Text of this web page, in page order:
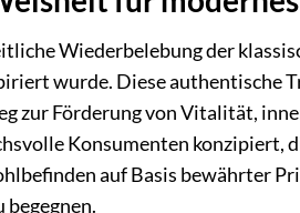
Wiederbelebung der
wurde. Diese authentische
zur Förderung von Vitalität,
Konsumenten konzipiert,
auf Basis bewährter
begegnen.